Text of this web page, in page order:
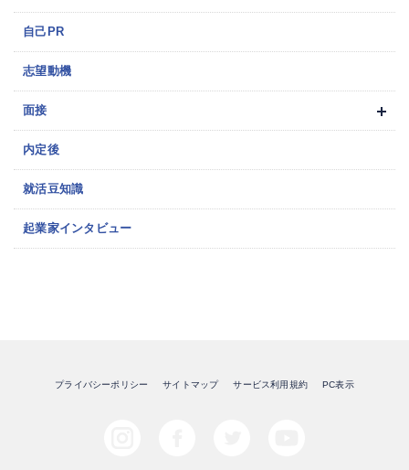
自己PR
志望動機
面接
内定後
就活豆知識
起業家インタビュー
プライバシーポリシー サイトマップ サービス利用規約 PC表示